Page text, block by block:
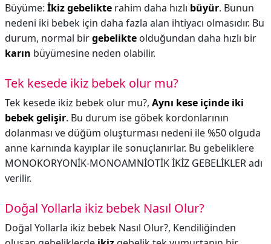
Büyüme: İkiz gebelikte rahim daha hızlı büyür. Bunun
nedeni iki bebek için daha fazla alan ihtiyacı olmasıdır. Bu
durum, normal birgebelikte olduğundan daha hızlı bir
karın büyümesine neden olabilir.
Tek kesede ikiz bebek olur mu?
Tek kesede ikiz bebek olur mu?, Aynı kese içinde iki
bebek gelişir. Bu durum ise göbek kordonlarının
dolanması ve düğüm oluşturması nedeni ile %50 olguda
anne karnında kayıplar ile sonuçlanırlar. Bu gebeliklere
MONOKORYONİK-MONOAMNİOTİK İKİZ GEBELİKLER adı
verilir.
Doğal Yollarla ikiz bebek Nasıl Olur?
Doğal Yollarla ikiz bebek Nasıl Olur?, Kendiliğinden